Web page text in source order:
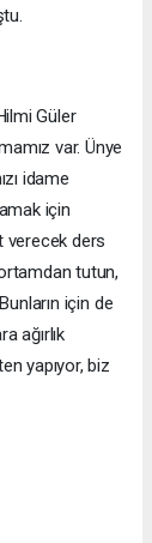
Güler
var. Ünye
idame
için
verecek ders
tutun,
için de
ağırlık
yapıyor, biz